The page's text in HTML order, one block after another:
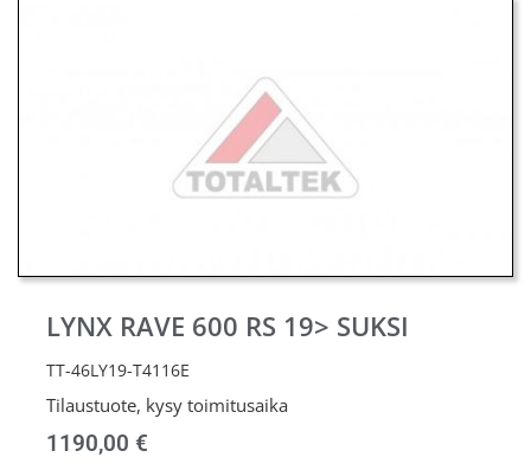
LYNX RAVE 600 RS 19> SUKSI
TT-46LY19-T4116E
Tilaustuote, kysy toimitusaika
1190,00 €